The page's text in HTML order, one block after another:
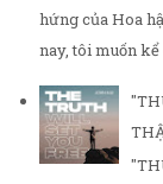
hứng của Hoa
nay, tôi muốn kể